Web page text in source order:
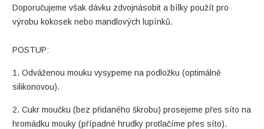
Doporučujeme však dávku zdvojnásobit a bílky použít pro
výrobu kokosek nebo mandlových lupínků.
POSTUP:
1. Odváženou mouku vysypeme na podložku (optimálně
silikonovou).
2. Cukr moučku (bez přidaného škrobu) prosejeme přes síto na
hromádku mouky (případné hrudky protlačíme přes síto).